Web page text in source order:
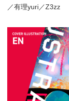
／有理yuri／Z3zz